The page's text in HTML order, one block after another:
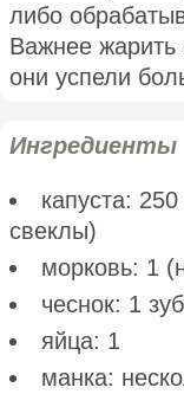
либо
Важнее
они успели
Ингредиенты
капуста:
свеклы)
морковь: 1
чеснок: 1
яйца: 1
манка: